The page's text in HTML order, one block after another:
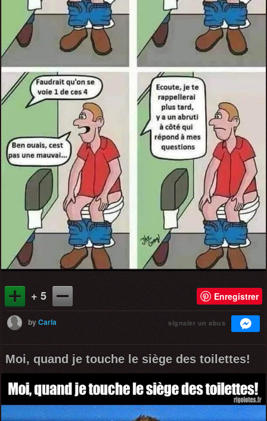
+ 5 Enregistrer
byCarla signaler un abus
Moi, quand je touche le siège des toilettes!